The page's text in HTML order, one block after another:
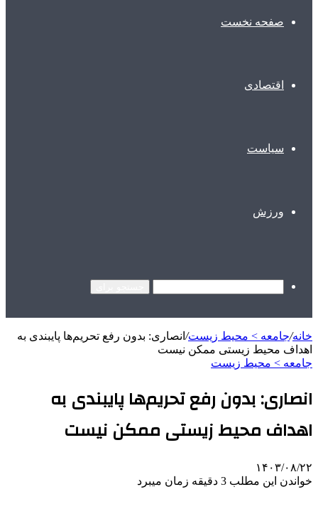
صفحه نخست
اقتصادی
سیاست
ورزش
خانه/جامعه > محیط زیست/ انصاری: بدون رفع تحریم‌ها پایبندی به
اهداف محیط زیستی ممکن نیست
جامعه > محیط زیست
انصاری: بدون رفع تحریم‌ها پایبندی به
اهداف محیط زیستی ممکن نیست
۱۴۰۳/۰۸/۲۲
خواندن این مطلب 3 دقیقه زمان میبرد